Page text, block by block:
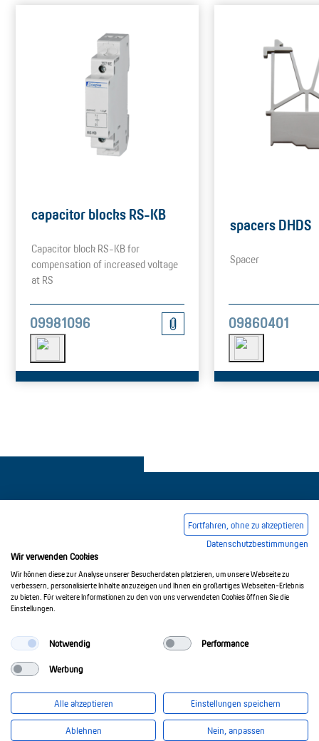
capacitor blocks RS-KB
Capacitor block RS-KB for
compensation of increased voltage
at RS
09981096
spacers DHDS
Spacer
09860401
Common Conditions Of Trading
Privacy Policy
© 2017-2026 Doepke Schaltgeräte GmbH
Stellmacherstr. 11
info@doepke.de
Fortfahren, ohne zu akzeptieren
Datenschutzbestimmungen
Wir verwenden Cookies
Wir können diese zur Analyse unserer Besucherdaten platzieren, um unsere Webseite zu
verbessern, personalisierte Inhalte anzuzeigen und Ihnen ein großartiges Webseiten-Erlebnis
zu bieten. Für weitere Informationen zu den von uns verwendeten Cookies öffnen Sie die
Einstellungen.
Notwendig Performance
Werbung
Alle akzeptieren Einstellungen speichern
Ablehnen Nein, anpassen